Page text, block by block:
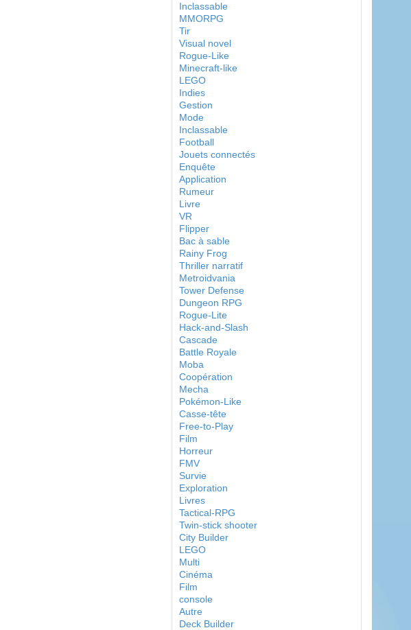
Inclassable
MMORPG
Tir
Visual novel
Rogue-Like
Minecraft-like
LEGO
Indies
Gestion
Mode
Inclassable
Football
Jouets connectés
Enquête
Application
Rumeur
Livre
VR
Flipper
Bac à sable
Rainy Frog
Thriller narratif
Metroidvania
Tower Defense
Dungeon RPG
Rogue-Lite
Hack-and-Slash
Cascade
Battle Royale
Moba
Coopération
Mecha
Pokémon-Like
Casse-tête
Free-to-Play
Film
Horreur
FMV
Survie
Exploration
Livres
Tactical-RPG
Twin-stick shooter
City Builder
LEGO
Multi
Cinéma
Film
console
Autre
Deck Builder